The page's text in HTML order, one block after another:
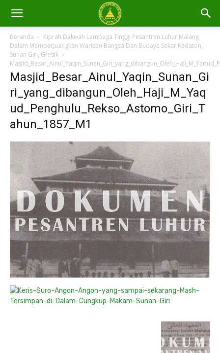
Beranda
Kiprah Dakwah Lembaga Tinggi Pesantren Luhur Malang
Dalam Memperjuangkan Warisan Bangsa Dan Budaya Sekar Kedaton,
Sunan Giri, Gresik
Masjid_Besar_Ainul_Yaqin_Sunan_Gi
ri_yang_dibangun_Oleh_Haji_M_Yaq
ud_Penghulu_Rekso_Astomo_Giri_T
ahun_1857_M1